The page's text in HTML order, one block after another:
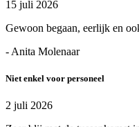
15 juli 2026
Gewoon begaan, eerlijk en
- Anita Molenaar
Niet enkel voor personeel
2 juli 2026